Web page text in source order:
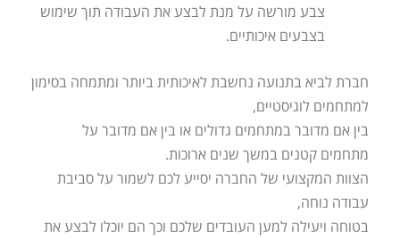
צבע מורשה על מנת לבצע את העבודה תוך שימוש
בצבעים איכותיים.
חברת לביא בתנועה נחשבת לאיכותית ביותר ומתמחה בסימון
למתחמים לוגיסטיים,
בין אם מדובר במתחמים גדולים או בין אם מדובר על
מתחמים קטנים במשך שנים ארוכות.
הצוות המקצועי של החברה יסייע לכם לשמור על סביבת
עבודה נוחה,
בטוחה ויעילה למען העובדים שלכם וכך הם יוכלו לבצע את